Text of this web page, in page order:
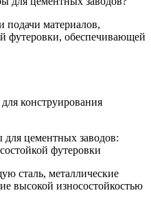
подачи материалов,
футеровки, обеспечивающей
конструирования
сталь, металлические
высокой износостойкостью